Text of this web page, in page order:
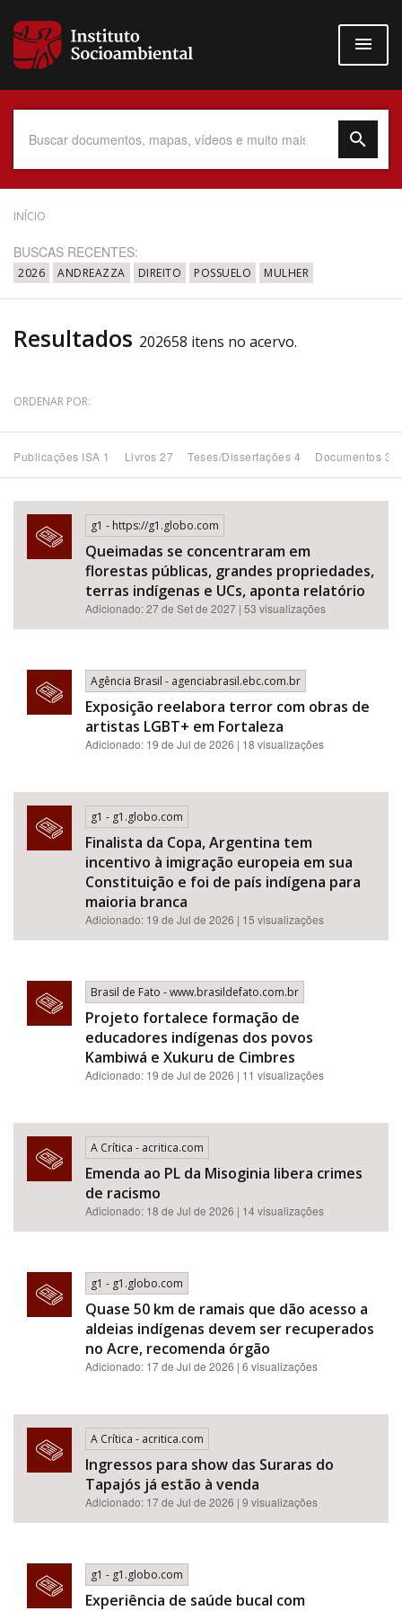
para
conteúdo
Data do Documento
Até
Povo Indígena
Subtema
Área de Levantamento
Área Protegida
BUSCAR
INÍCIO
BUSCAS RECENTES:
2026 ANDREAZZA DIREITO POSSUELO MULHER
Resultados 202658 itens no acervo.
ORDENAR POR:
Publicações ISA 1 Livros 27 Teses/Dissertações 4 Documentos
g1 - https://g1.globo.com
Queimadas se concentraram em
florestas públicas, grandes propriedades,
terras indígenas e UCs, aponta relatório
Adicionado: 27 de Set de 2027 | 53 visualizações
Agência Brasil - agenciabrasil.ebc.com.br
Exposição reelabora terror com obras de
artistas LGBT+ em Fortaleza
Adicionado: 19 de Jul de 2026 | 18 visualizações
g1 - g1.globo.com
Finalista da Copa, Argentina tem
incentivo à imigração europeia em sua
Constituição e foi de país indígena para
maioria branca
Adicionado: 19 de Jul de 2026 | 15 visualizações
Brasil de Fato - www.brasildefato.com.br
Projeto fortalece formação de
educadores indígenas dos povos
Kambiwá e Xukuru de Cimbres
Adicionado: 19 de Jul de 2026 | 11 visualizações
A Crítica - acritica.com
Emenda ao PL da Misoginia libera crimes
de racismo​​​​​​​​​​​​​​​​​​​​​​​​​​​​​​​​​​​​​​​​​​
Adicionado: 18 de Jul de 2026 | 14 visualizações
g1 - g1.globo.com
Quase 50 km de ramais que dão acesso a
aldeias indígenas devem ser recuperados
no Acre, recomenda órgão
Adicionado: 17 de Jul de 2026 | 6 visualizações
A Crítica - acritica.com
Ingressos para show das Suraras do
Tapajós já estão à venda
Adicionado: 17 de Jul de 2026 | 9 visualizações
g1 - g1.globo.com
Experiência de saúde bucal com